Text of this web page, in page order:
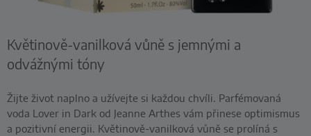
Květinově-vanilková vůně s jemnými a
odvážnými tóny
Žijte život naplno a užívejte si každou chvíli. Parfémovaná
voda Lover in Dark od Jeanne Arthes vám přinese optimismus
a pozitivní energii. Květinově-vanilková vůně se prolíná s